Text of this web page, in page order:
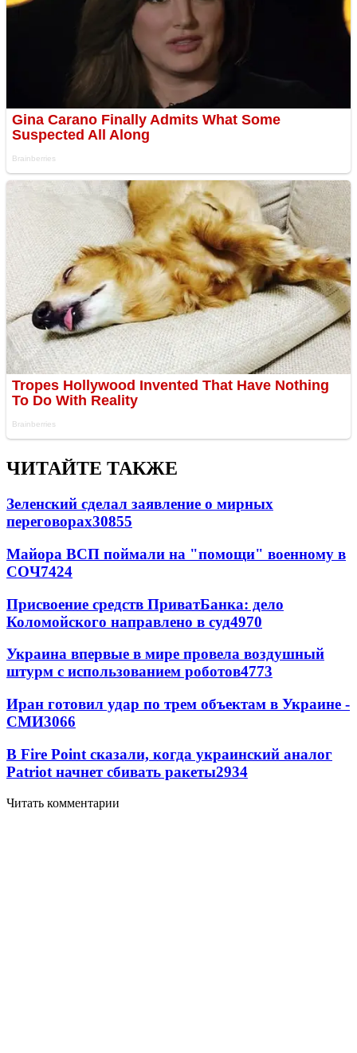
ЧИТАЙТЕ ТАКЖЕ
Зеленский сделал заявление о мирных
переговорах30855
Майора ВСП поймали на "помощи" военному в
СОЧ7424
Присвоение средств ПриватБанка: дело
Коломойского направлено в суд4970
Украина впервые в мире провела воздушный
штурм с использованием роботов4773
Иран готовил удар по трем объектам в Украине -
СМИ3066
В Fire Point сказали, когда украинский аналог
Patriot начнет сбивать ракеты2934
Читать комментарии